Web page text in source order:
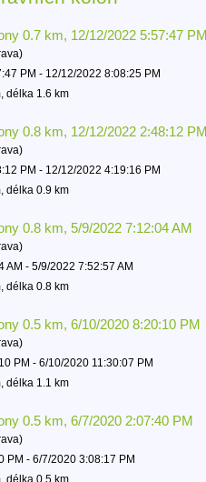
0.7 km, 12/12/2022 5:57:47 PM
PM - 12/12/2022 8:08:25 PM
délka 1.6 km
0.8 km, 12/12/2022 2:48:12 PM
PM - 12/12/2022 4:19:16 PM
délka 0.9 km
0.8 km, 5/9/2022 7:12:04 AM
AM - 5/9/2022 7:52:57 AM
délka 0.8 km
0.5 km, 6/10/2020 8:20:10 PM
PM - 6/10/2020 11:30:07 PM
délka 1.1 km
0.5 km, 6/7/2020 2:07:40 PM
PM - 6/7/2020 3:08:17 PM
délka 0.5 km